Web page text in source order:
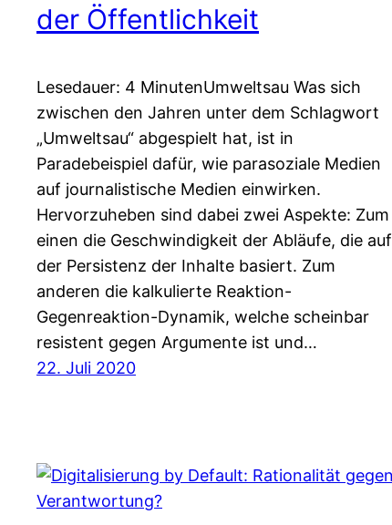
der Öffentlichkeit
Lesedauer: 4 MinutenUmweltsau Was sich
zwischen den Jahren unter dem Schlagwort
„Umweltsau“ abgespielt hat, ist in
Paradebeispiel dafür, wie parasoziale Medien
auf journalistische Medien einwirken.
Hervorzuheben sind dabei zwei Aspekte: Zum
einen die Geschwindigkeit der Abläufe, die auf
der Persistenz der Inhalte basiert. Zum
anderen die kalkulierte Reaktion-
Gegenreaktion-Dynamik, welche scheinbar
resistent gegen Argumente ist und…
22. Juli 2020